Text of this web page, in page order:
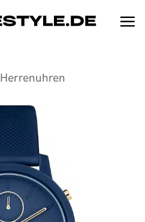
Herrenuhren